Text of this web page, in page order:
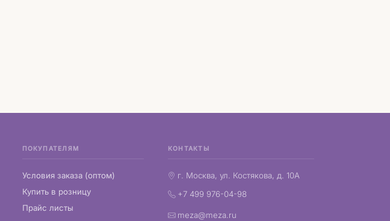
ПОКУПАТЕЛЯМ
Условия заказа (оптом)
Купить в розницу
Прайс листы
КОНТАКТЫ
г. Москва, ул. Костякова, д. 10А
+7 499 976-04-98
meza@meza.ru